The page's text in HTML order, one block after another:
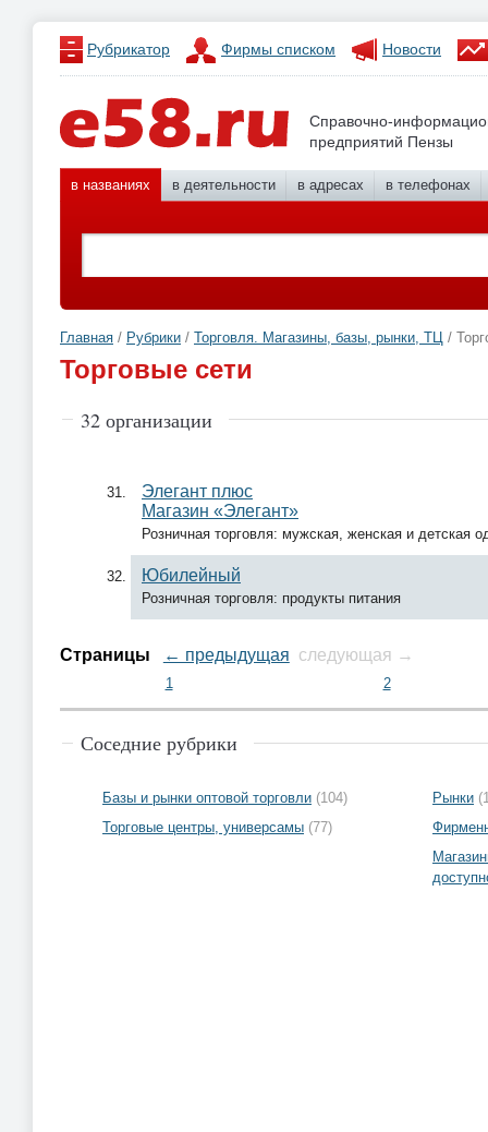
Рубрикатор Фирмы списком Новости
Справочно-
предприятий Пензы
в названиях в деятельности в адресах в телефонах
Главная / Рубрики / Торговля. Магазины, базы, рынки, ТЦ /
Торговые сети
32 организации
Элегант плюс
Магазин «Элегант»
Розничная торговля: мужская, женская и детская
Юбилейный
Розничная торговля: продукты питания
Страницы ← предыдущая следующая →
1 2
Соседние рубрики
Базы и рынки оптовой торговли (104)
Торговые центры, универсамы (77)
Рынки